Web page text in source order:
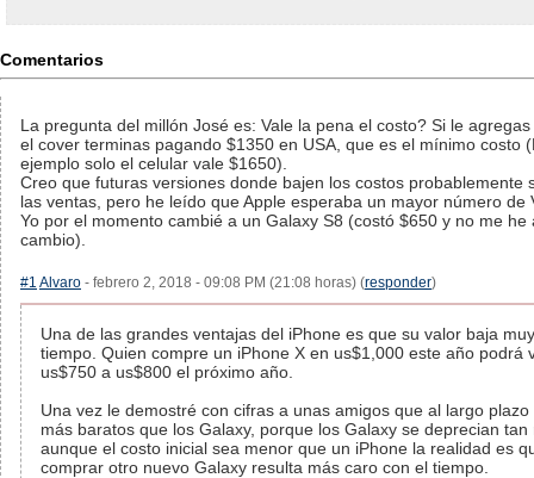
Comentarios
La pregunta del millón José es: Vale la pena el costo? Si le
el cover terminas pagando $1350 en USA, que es el mínimo costo
ejemplo solo el celular vale $1650).
Creo que futuras versiones donde bajen los costos probablemente
las ventas, pero he leído que Apple esperaba un mayor número de
Yo por el momento cambié a un Galaxy S8 (costó $650 y no me he
cambio).
#1 Alvaro - febrero 2, 2018 - 09:08 PM (21:08 horas) (responder)
Una de las grandes ventajas del iPhone es que su valor baja
tiempo. Quien compre un iPhone X en us$1,000 este año podrá
us$750 a us$800 el próximo año.
Una vez le demostré con cifras a unas amigos que al largo
más baratos que los Galaxy, porque los Galaxy se deprecian
aunque el costo inicial sea menor que un iPhone la realidad es
comprar otro nuevo Galaxy resulta más caro con el tiempo.